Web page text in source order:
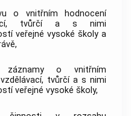
o vnitřním hodnocení
tvůrčí a s nimi
veřejné vysoké školy a
záznamy o vnitřním
tvůrčí a s nimi
veřejné vysoké školy,